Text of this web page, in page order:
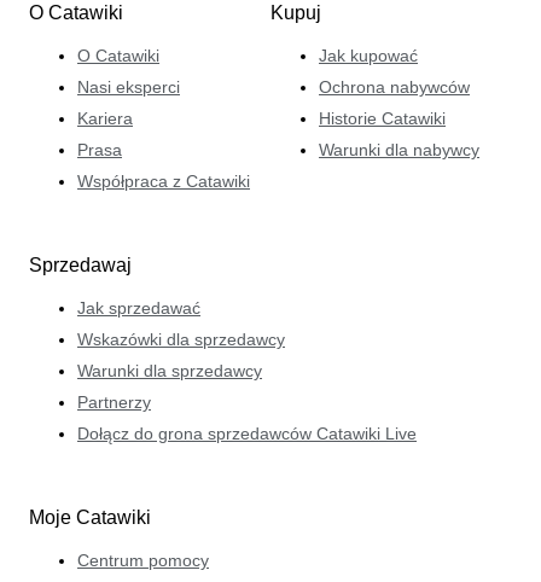
O Catawiki
O Catawiki
Nasi eksperci
Kariera
Prasa
Współpraca z Catawiki
Kupuj
Jak kupować
Ochrona nabywców
Historie Catawiki
Warunki dla nabywcy
Sprzedawaj
Jak sprzedawać
Wskazówki dla sprzedawcy
Warunki dla sprzedawcy
Partnerzy
Dołącz do grona sprzedawców Catawiki Live
Moje Catawiki
Centrum pomocy